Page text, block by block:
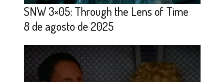
SNW 3×05: Through the Lens of Time
8 de agosto de 2025